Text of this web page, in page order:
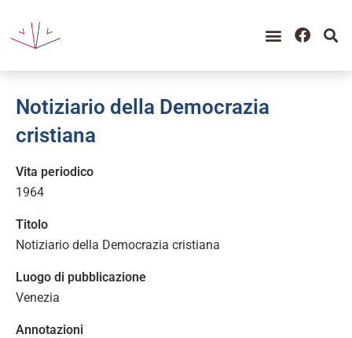
Notiziario della Democrazia
cristiana
Vita periodico
1964
Titolo
Notiziario della Democrazia cristiana
Luogo di pubblicazione
Venezia
Annotazioni